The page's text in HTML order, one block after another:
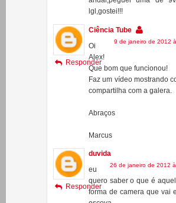
baterias de 3v não
suficiente para fazer
andar,peguei uma de
lgl,gostei!!!
Ciência Tube
9 de janeiro de 2012
Oi
Alex!
Que bom que funcionou!
compartilha com a galera.
Abraços
Marcus
Responder
duvida
26 de janeiro de 2012
eu